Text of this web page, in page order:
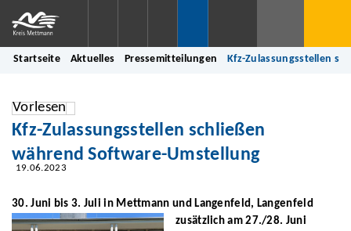
Startseite Aktuelles Pressemitteilungen Kfz-Zulassungsstellen
Vorlesen
Kfz-Zulassungsstellen schließen
während Software-Umstellung
19.06.2023
30. Juni bis 3. Juli in Mettmann und Langenfeld, Langenfeld
zusätzlich am 27./28. Juni